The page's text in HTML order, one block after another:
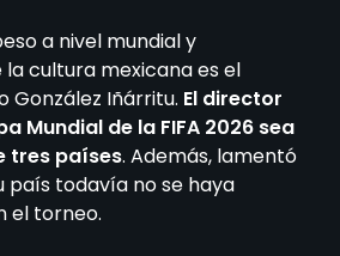
a nivel mundial y
cultura mexicana es el
González Iñárritu. El director
Mundial de la FIFA 2026 sea
tres países. Además, lamentó
país todavía no se haya
el torneo.